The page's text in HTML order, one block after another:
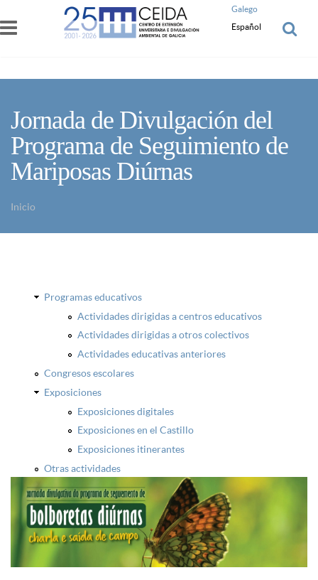
Pasar al contenido principal
Galego
Español
Jornada de Divulgación del
Programa de Seguimiento de
Mariposas Diúrnas
Inicio
Programas educativos
Actividades dirigidas a centros educativos
Actividades dirigidas a otros colectivos
Actividades educativas anteriores
Congresos escolares
Exposiciones
Exposiciones digitales
Exposiciones en el Castillo
Exposiciones itinerantes
Otras actividades